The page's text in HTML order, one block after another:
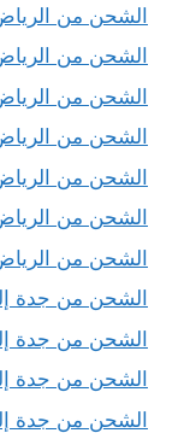
الشحن من
الشحن من
الشحن من
الشحن من
الشحن من
الشحن من
الشحن من الرياض
الشحن من جدة
الشحن من جدة
الشحن من جدة
الشحن من جدة